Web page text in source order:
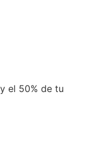
el 50% de tu